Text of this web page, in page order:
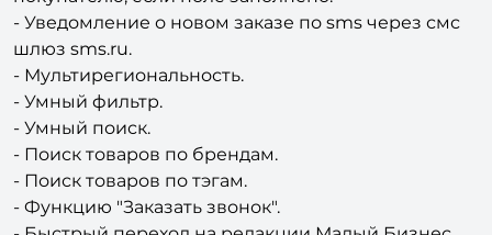
шлюз sms.ru.
- Умный фильтр.
- Умный поиск.
- Поиск товаров по брендам.
- Поиск товаров по тэгам.
- Функцию "Заказать звонок".
- Быстрый переход на редакции Малый Бизнес,
Бизнес. Вам не нужно будет покупать новый